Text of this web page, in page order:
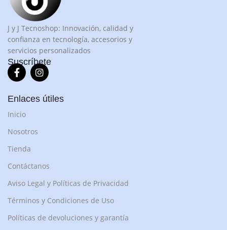
J y J Tecnoshop: Innovación, calidad y
confianza en tecnología, accesorios y
servicios personalizados
Suscríbete
Enlaces útiles
Inicio
Nosotros
Tienda
Contáctanos
Aviso Legal y Políticas de Privacidad
Términos y Condiciones de Uso
Políticas de devoluciones y garantía